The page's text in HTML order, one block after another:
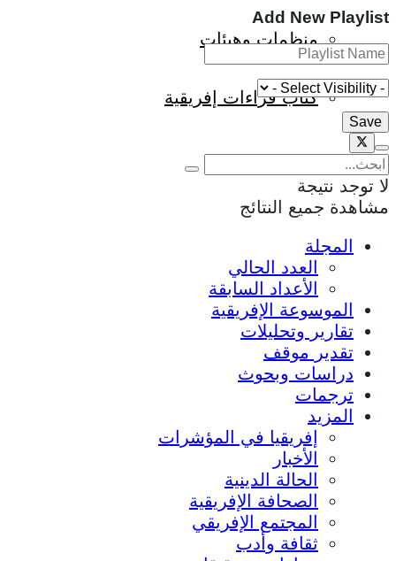
منظمات وهيئات
كتاب قراءات إفريقية
Add New Playlist
لا توجد نتيجة
مشاهدة جميع النتائج
المجلة
العدد الحالي
الأعداد السابقة
الموسوعة الإفريقية
تقارير وتحليلات
تقدير موقف
دراسات وبحوث
ترجمات
المزيد
إفريقيا في المؤشرات
الأخبار
الحالة الدينية
الصحافة الإفريقية
المجتمع الإفريقي
ثقافة وأدب